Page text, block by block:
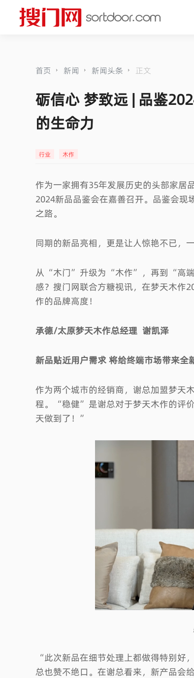
首页 新闻 新闻头条 正文
砺信心 梦致远 | 品鉴
的生命力
行业 木作
作为一家拥有35年发展历史的头部家居
2024新品品鉴会在嘉善召开。品鉴会现
之路。
同期的新品亮相，更是让人惊艳不已，
从“木门”升级为“木作”，再到“高端
感？搜门网联合方糖视讯，在梦天木作
作的品牌高度！
承德/太原梦天木作总经理 谢凯泽
新品贴近用户需求 将给终端市场带来全
作为两个城市的经销商，谢总加盟梦天
程。“稳健”是谢总对于梦天木作的评
天做到了！”
“此次新品在细节处理上都做得特别好
总也赞不绝口。在谢总看来，新产品会
行业 专题
2026高定趋势（三） | 生活先行，场景为门：高定行业的“入口”革命
高定